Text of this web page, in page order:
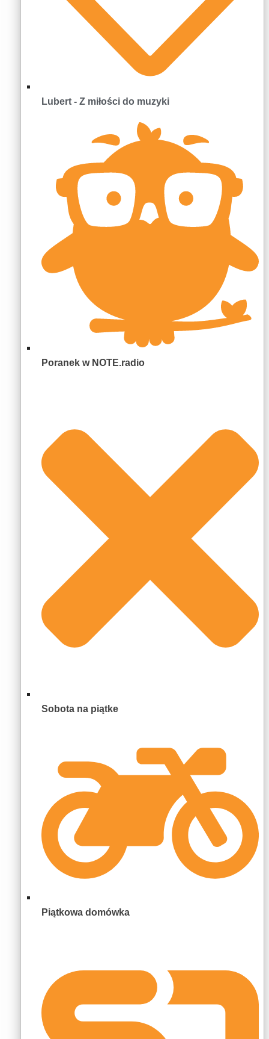
Lubert - Z miłości do muzyki
Poranek w NOTE.radio
Sobota na piątke
Piątkowa domówka